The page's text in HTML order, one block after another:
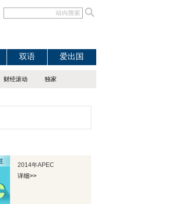
双语 爱出国
财经滚动 独家
2014年APEC
详细>>